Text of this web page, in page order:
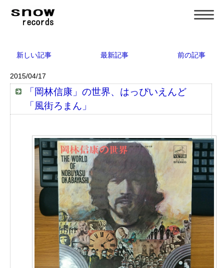
新しい記事 最新記事 前の記事
2015/04/17
「岡林信康」の世界、はっぴいえんど
「風街ろまん」